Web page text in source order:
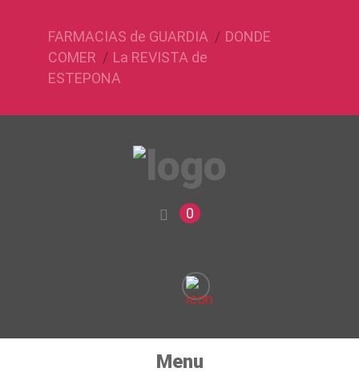
FARMACIAS de GUARDIA
DONDE
COMER
La REVISTA de
ESTEPONA
0
Menu